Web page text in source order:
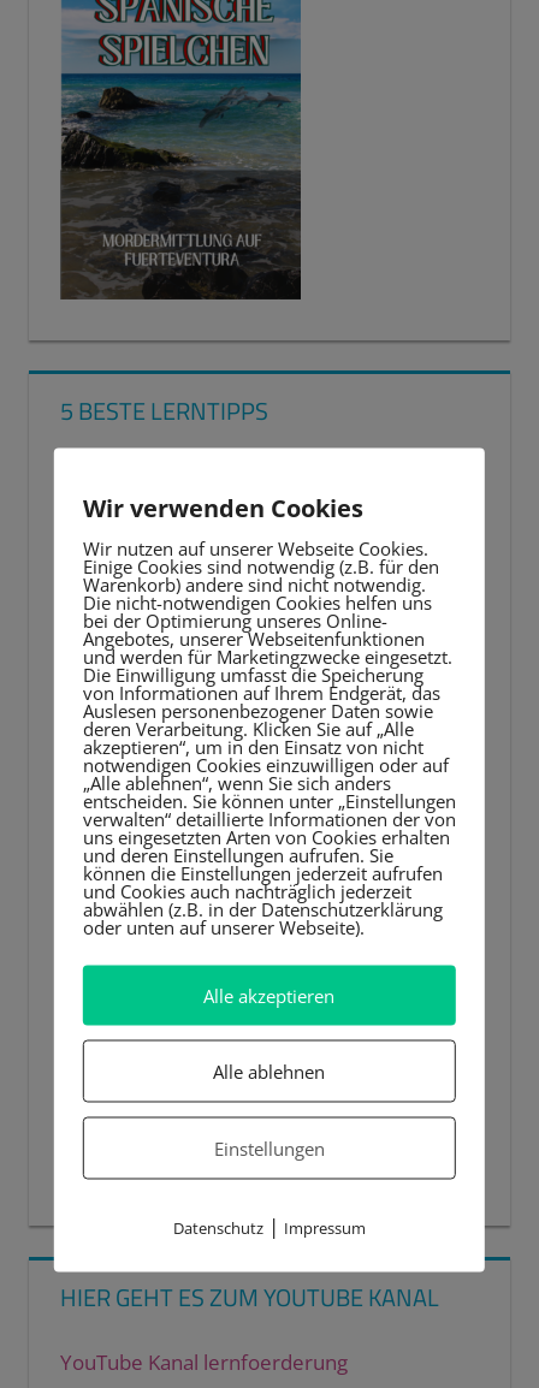
5 BESTE LERNTIPPS
Player
HIER GEHT ES ZUM YOUTUBE KANAL
YouTube Kanal lernfoerderung
Wir verwenden Cookies
Wir nutzen auf unserer Webseite Cookies.
Einige Cookies sind notwendig (z.B. für den
Warenkorb) andere sind nicht notwendig.
Die nicht-notwendigen Cookies helfen uns
bei der Optimierung unseres Online-
Angebotes, unserer Webseitenfunktionen
und werden für Marketingzwecke eingesetzt.
Die Einwilligung umfasst die Speicherung
von Informationen auf Ihrem Endgerät, das
Auslesen personenbezogener Daten sowie
deren Verarbeitung. Klicken Sie auf „Alle
akzeptieren“, um in den Einsatz von nicht
notwendigen Cookies einzuwilligen oder auf
„Alle ablehnen“, wenn Sie sich anders
entscheiden. Sie können unter „Einstellungen
verwalten“ detaillierte Informationen der von
uns eingesetzten Arten von Cookies erhalten
und deren Einstellungen aufrufen. Sie
können die Einstellungen jederzeit aufrufen
und Cookies auch nachträglich jederzeit
abwählen (z.B. in der Datenschutzerklärung
oder unten auf unserer Webseite).
Alle akzeptieren
Alle ablehnen
Einstellungen
Datenschutz| Impressum